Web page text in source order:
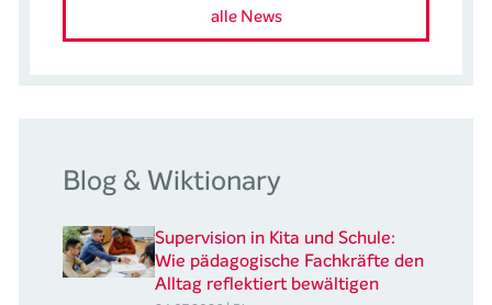
alle News
Blog & Wiktionary
Supervision in Kita und Schule:
Wie pädagogische Fachkräfte den
Alltag reflektiert bewältigen